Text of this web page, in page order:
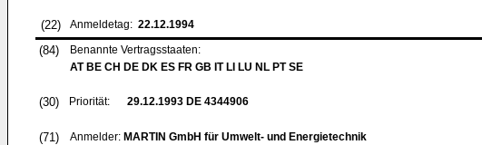
(22) Anmeldetag: 22.12.1994
(84)
Benannte Vertragsstaaten:
AT BE CH DE DK ES FR GB IT LI LU NL PT SE
(30) Priorität: 29.12.1993 DE 4344906
(71) Anmelder: MARTIN GmbH für Umwelt- und Energietechnik